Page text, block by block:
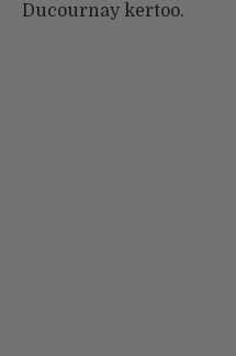
Ducournay kertoo.